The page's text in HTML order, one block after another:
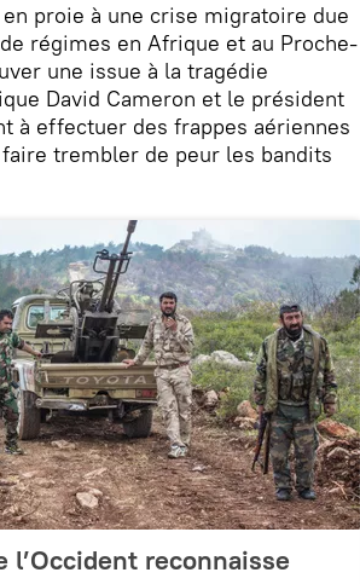
proie à une crise migratoire due
régimes en Afrique et au Proche-
une issue à la tragédie
David Cameron et le président
à effectuer des frappes aériennes
trembler de peur les bandits
reconnaisse